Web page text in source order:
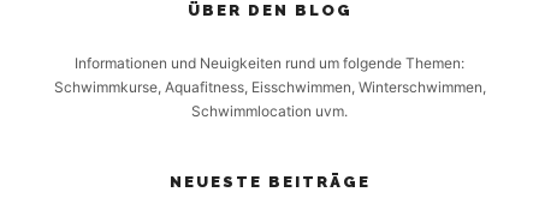
ÜBER DEN BLOG
Informationen und Neuigkeiten rund um folgende Themen:
Schwimmkurse, Aquafitness, Eisschwimmen, Winterschwimmen,
Schwimmlocation uvm.
NEUESTE BEITRÄGE